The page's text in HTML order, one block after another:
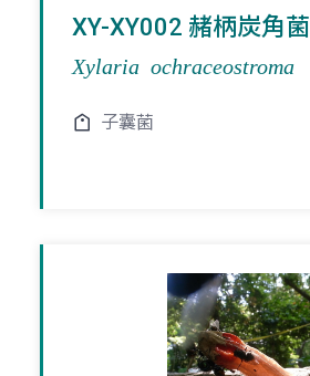
XY-XY002 赭柄炭角菌
Xylaria ochraceostroma
子囊菌